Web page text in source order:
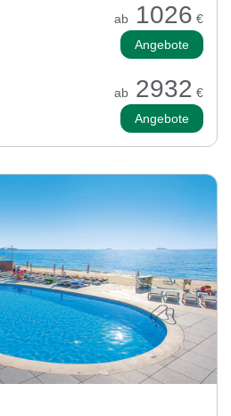
ab 1026 €
Angebote
ab 2932 €
Angebote